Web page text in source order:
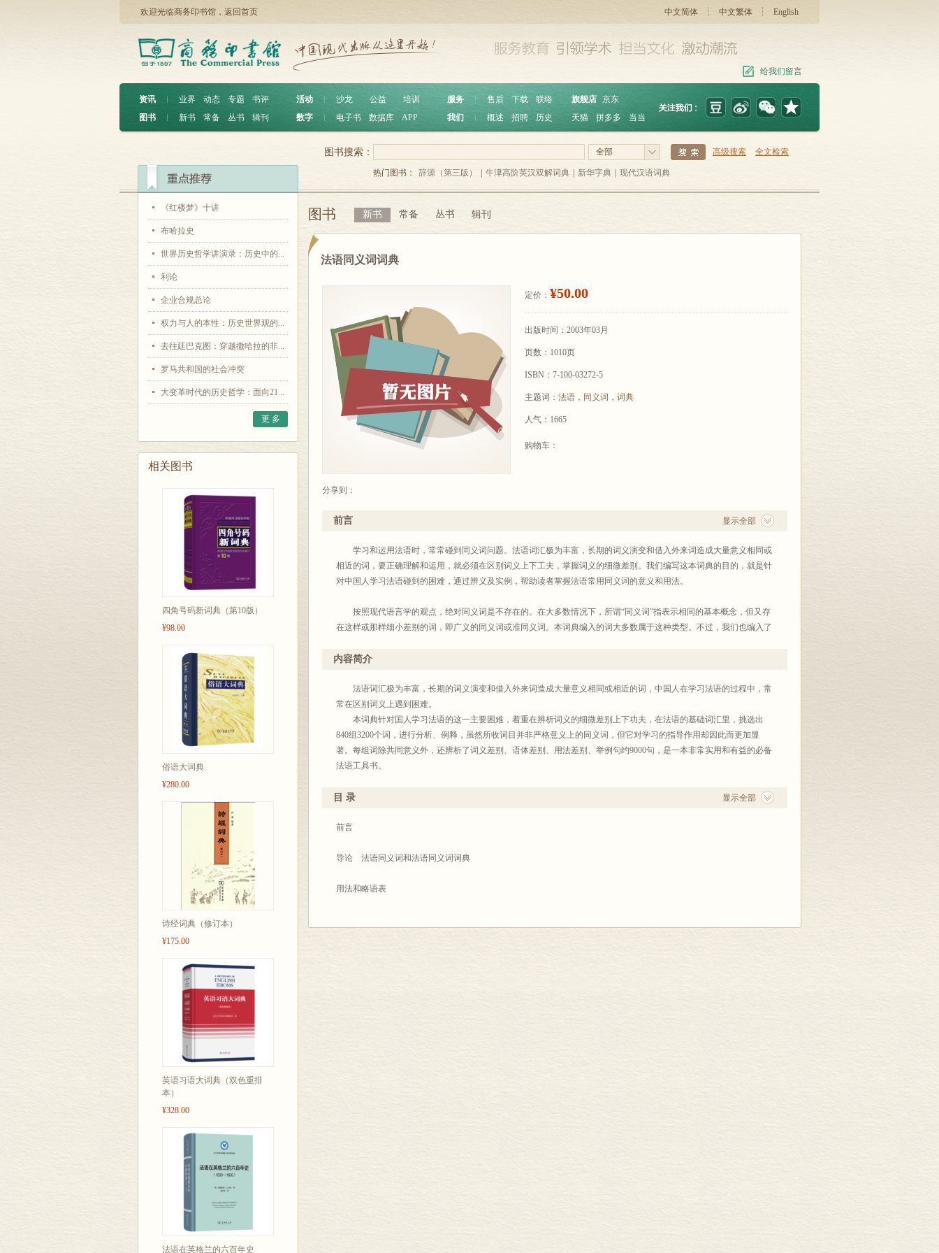
欢迎光临商务印书馆， 返回首页 中文简体 中文繁体 English
给我们留言
资讯 ︱ 业界 动态 专题
书评
图书
︱ 新书 常备 丛书 辑刊
活动 沙龙 公益
培训
数字
电子书 数据库 APP
服务 ︱ 售后 下载
联络
我们
概述 招聘 历史
旗舰店 京东
天猫
拼多多 当当
《红楼梦》十讲
布哈拉史
世界历史哲学讲演录：历史中的...
利论
企业合规总论
权力与人的本性：历史世界观的...
去往廷巴克图：穿越撒哈拉的非...
罗马共和国的社会冲突
大变革时代的历史哲学：面向21...
更 多
相关图书
四角号码新词典（第10版）
¥98.00
俗语大词典
¥280.00
诗经词典（修订本）
¥175.00
英语习语大词典（双色重排
本）
¥328.00
法语在英格兰的六百年史
全部 高级搜索 全文检索
图书搜索：
热门图书： 辞源（第三版） 牛津高阶英汉双解词典 新华字典 现代汉语词典
图书 新书 常备 丛书 辑刊
法语同义词词典
分享到：
定价： ¥50.00
出版时间：2003年03月
页数：1010页
ISBN：7-100-03272-5
主题词： 法语 ， 同义词 ， 词典
人气：1665
购物车：
显示全部
前言
学习和运用法语时，常常碰到同义词问题。法语词汇极为丰富，长期的词义演变和借入外来词造成大量意义相同或
相近的词，要正确理解和运用，就必须在区别词义上下工夫，掌握词义的细微差别。我们编写这本词典的目的，就是针
对中国人学习法语碰到的困难，通过辨义及实例，帮助读者掌握法语常用同义词的意义和用法。
按照现代语言学的观点，绝对同义词是不存在的。在大多数情况下，所谓“同义词”指表示相同的基本概念，但又存
在这样或那样细小差别的词，即广义的同义词或准同义词。本词典编入的词大多数属于这种类型。不过，我们也编入了
fareast-font-family: 宋体; mso-font-kerning: 1.0pt; mso-ansi-language: EN-US; mso-fareast-language: ZH-CN; mso-bidi-language:
US style="FONT-SIZE: 10.5pt; FONT-FAMILY: 'Times New Roman'; mso-fareast-font-family: 宋体; mso-font-kerning: 1.0pt;
mso-ansi-language: EN-US; mso-fareast-language: ZH-CN; mso-bidi-language: AR-SA">é</SPAN>couter／entendre，法国人并
不视为同义词，但中国人常常不易分辨，我们也列为词条。又如表示同类关系的词(如 si<SPAN lang=EN-US
style="FONT-SIZE: 10.5pt; FONT-FAMILY: 'Times New Roman'; mso-fareast-font-family: 宋体; mso-font-kerning: 1.0pt; mso-
ansi-language: EN-US; mso-fareast-language: ZH-CN; mso-bidi-language: AR-SA">è</SPAN>ge／banc／fauteuil／chaise)及表
示整体和个体关系的词(如 mot／terme／vocabulaire／v<SPAN lang=EN-US style="FONT-SIZE: 10.5pt; FONT-FAMILY:
ZH-CN; mso-bidi-language: AR-SA">ê</SPAN>tement／habit／costume)，一般并不视为同义词，但这些词十分常用，又不
词。
每组词包括如下内容：辨析、常用搭配词组、例句。
辨析方面，我们参考了国内外出版的主要法语语言词典和同义词词典。我们试图取各家之长，加以分析和综合，力
内容简介
法语词汇极为丰富，长期的词义演变和借入外来词造成大量意义相同或相近的词，中国人在学习法语的过程中，常
常在区别词义上遇到困难。
本词典针对国人学习法语的这一主要困难，着重在辨析词义的细微差别上下功夫，在法语的基础词汇里，挑选出
840组3200个词，进行分析、例释，虽然所收词目并非严格意义上的同义词，但它对学习的指导作用却因此而更加显
著。每组词除共同意义外，还辨析了词义差别、语体差别、用法差别、举例句约9000句，是一本非常实用和有益的必备
法语工具书。
显示全部
目 录
前言
导论 法语同义词和法语同义词词典
用法和略语表